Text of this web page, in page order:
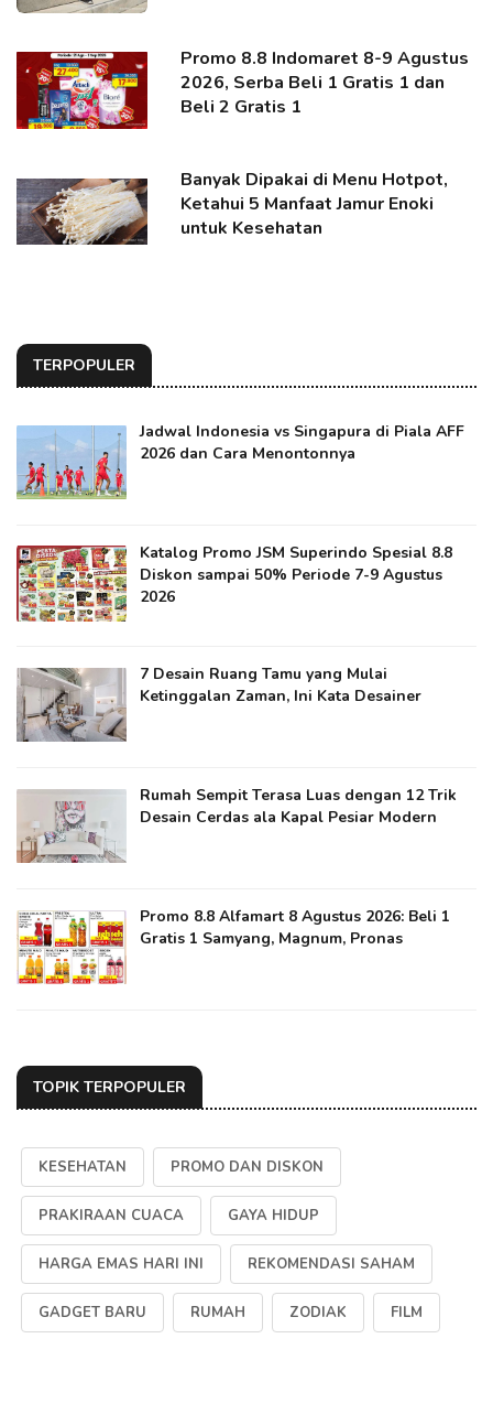
Promo 8.8 Indomaret 8-9 Agustus
2026, Serba Beli 1 Gratis 1 dan
Beli 2 Gratis 1
Banyak Dipakai di Menu Hotpot,
Ketahui 5 Manfaat Jamur Enoki
untuk Kesehatan
TERPOPULER
Jadwal Indonesia vs Singapura di Piala AFF
2026 dan Cara Menontonnya
Katalog Promo JSM Superindo Spesial 8.8
Diskon sampai 50% Periode 7-9 Agustus
2026
7 Desain Ruang Tamu yang Mulai
Ketinggalan Zaman, Ini Kata Desainer
Rumah Sempit Terasa Luas dengan 12 Trik
Desain Cerdas ala Kapal Pesiar Modern
Promo 8.8 Alfamart 8 Agustus 2026: Beli 1
Gratis 1 Samyang, Magnum, Pronas
TOPIK TERPOPULER
KESEHATAN PROMO DAN DISKON
PRAKIRAAN CUACA GAYA HIDUP
HARGA EMAS HARI INI REKOMENDASI SAHAM
GADGET BARU RUMAH ZODIAK FILM